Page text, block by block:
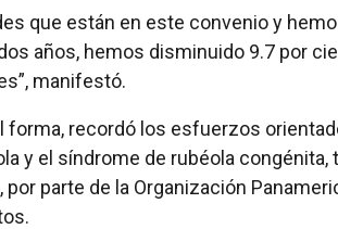
que están en este convenio y
años, hemos disminuido 9.7 por
manifestó.
forma, recordó los esfuerzos
y el síndrome de rubéola
por parte de la Organización